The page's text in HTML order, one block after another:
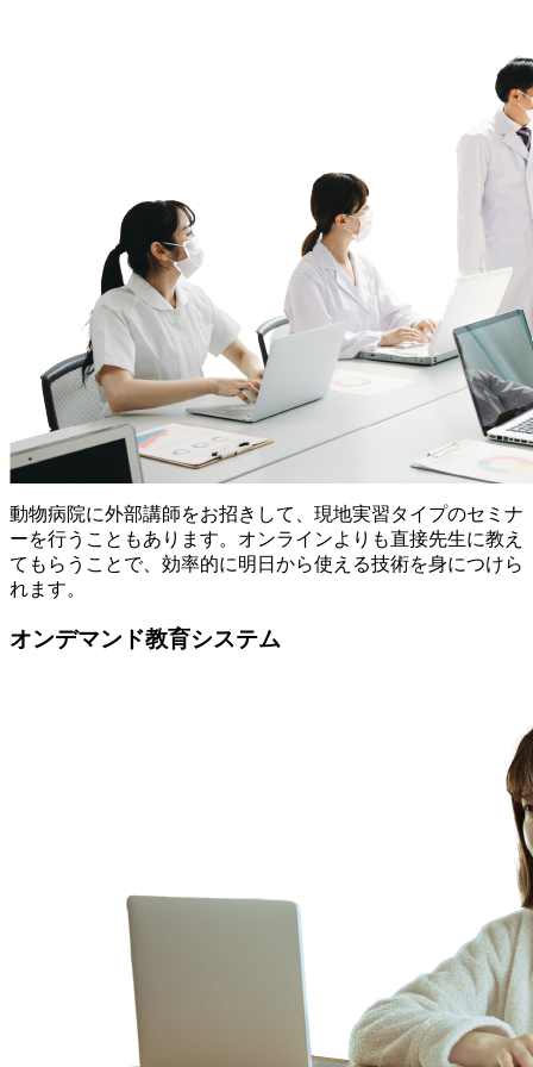
動物病院に外部講師をお招きして、現地実習タイプのセミナ
ーを行うこともあります。オンラインよりも直接先生に教え
てもらうことで、効率的に明日から使える技術を身につけら
れます。
オンデマンド教育システム